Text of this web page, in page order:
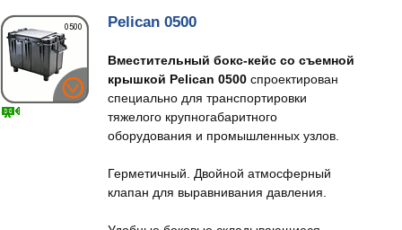
Pelican 0500
Вместительный бокс-кейс со съемной
крышкой Pelican 0500 спроектирован
специально для транспортировки
тяжелого крупногабаритного
оборудования и промышленных узлов.
Герметичный. Двойной атмосферный
клапан для выравнивания давления.